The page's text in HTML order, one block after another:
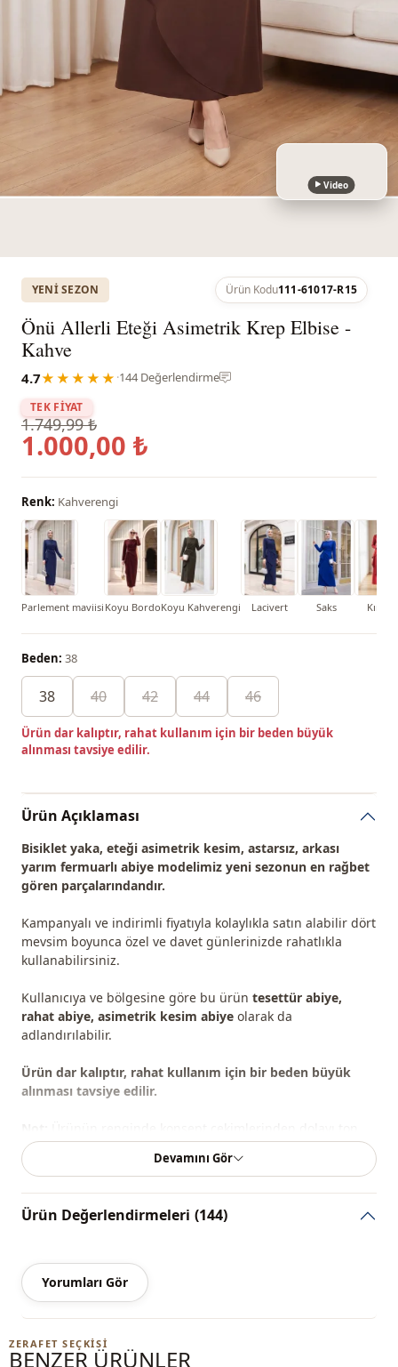
Video
YENI SEZON Ürün Kodu111-61017-R15
Önü Allerli Eteği Asimetrik Krep Elbise -
Kahve
4.7★★★★★ ·144 Değerlendirme
TEK FİYAT
1.749,99 ₺
1.000,00 ₺
Renk: Kahverengi
Parlement maviisi Koyu BordoKoyu Kahverengi Lacivert Saks Kırmızı
Beden: 38
38 40 42 44 46
Ürün dar kalıptır, rahat kullanım için bir beden büyük
alınması tavsiye edilir.
Ürün Açıklaması
Bisiklet yaka, eteği asimetrik kesim, astarsız, arkası
yarım fermuarlı abiye modelimiz yeni sezonun en rağbet
gören parçalarındandır.
Kampanyalı ve indirimli fiyatıyla kolaylıkla satın alabilir dört
mevsim boyunca özel ve davet günlerinizde rahatlıkla
kullanabilirsiniz.
Kullanıcıya ve bölgesine göre bu ürün tesettür abiye,
rahat abiye, asimetrik kesim abiye olarak da
adlandırılabilir.
Ürün dar kalıptır, rahat kullanım için bir beden büyük
alınması tavsiye edilir.
farklılığı olabilir.
%90 Pamuk , %10 Polyester
Yaka Bisiklet yaka
Kumaş
Kumaş Polyester
Devamını Gör
Ürün Değerlendirmeleri (144)
Yorumları Gör
ZERAFET SEÇKISI
BENZER ÜRÜNLER